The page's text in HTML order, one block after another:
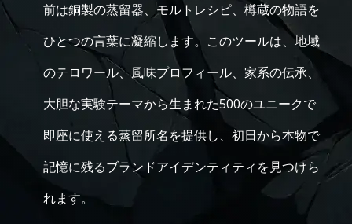
前は銅製の蒸留器、モルトレシピ、樽蔵の物語を
ひとつの言葉に凝縮します。このツールは、地域
のテロワール、風味プロフィール、家系の伝承、
大胆な実験テーマから生まれた500のユニークで
即座に使える蒸留所名を提供し、初日から本物で
記憶に残るブランドアイデンティティを見つけら
れます。